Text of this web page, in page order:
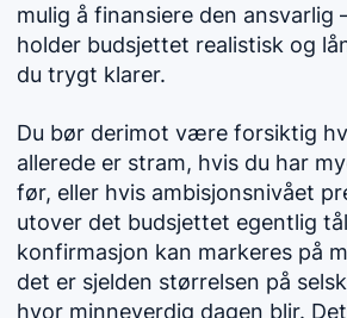
mulig å finansiere den ansvarlig
holder budsjettet realistisk og
du trygt klarer.
Du bør derimot være forsiktig
allerede er stram, hvis du har
før, eller hvis ambisjonsnivået
utover det budsjettet egentlig
konfirmasjon kan markeres på
det er sjelden størrelsen på
hvor minneverdig dagen blir.